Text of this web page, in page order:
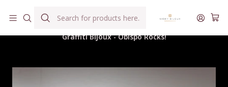
Graffiti Bijoux - Obispo Rocks!